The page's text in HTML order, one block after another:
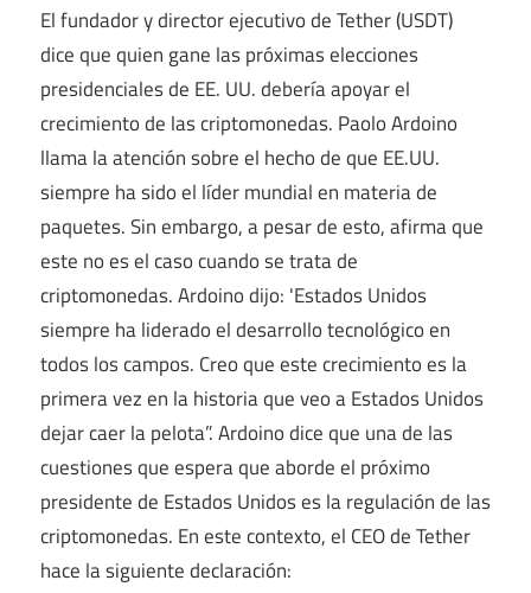
El fundador y director ejecutivo de Tether (USDT)
dice que quien gane las próximas elecciones
presidenciales de EE. UU. debería apoyar el
crecimiento de las criptomonedas. Paolo Ardoino
llama la atención sobre el hecho de que EE.UU.
siempre ha sido el líder mundial en materia de
paquetes. Sin embargo, a pesar de esto, afirma que
este no es el caso cuando se trata de
criptomonedas. Ardoino dijo: 'Estados Unidos
siempre ha liderado el desarrollo tecnológico en
todos los campos. Creo que este crecimiento es la
primera vez en la historia que veo a Estados Unidos
dejar caer la pelota”. Ardoino dice que una de las
cuestiones que espera que aborde el próximo
presidente de Estados Unidos es la regulación de las
criptomonedas. En este contexto, el CEO de Tether
hace la siguiente declaración: